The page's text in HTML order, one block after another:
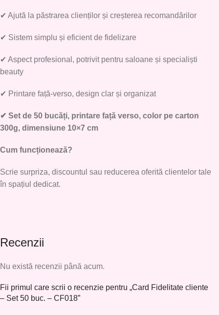
✔ Ajută la păstrarea clienților și creșterea recomandărilor
✔ Sistem simplu și eficient de fidelizare
✔ Aspect profesional, potrivit pentru saloane și specialiști
beauty
✔ Printare față-verso, design clar și organizat
✔ Set de 50 bucăți, printare față verso, color pe carton
300g, dimensiune 10×7 cm
Cum funcționează?
Scrie surpriza, discountul sau reducerea oferită clientelor tale
în spațiul dedicat.
Recenzii
Nu există recenzii până acum.
Fii primul care scrii o recenzie pentru „Card Fidelitate cliente
– Set 50 buc. – CF018”